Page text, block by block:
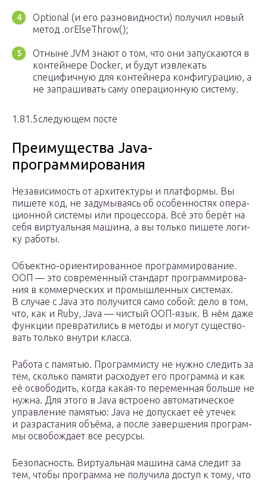
Optional (и его разновидности) получил новый
метод .orElseThrow();
Отныне JVM знают о том, что они запускаются в
контейнере Docker, и будут извлекать
специфичную для контейнера конфигурацию, а
не запрашивать саму операционную систему.
1.81.5следующем посте
Преимущества Java-
программирования
Неза­ви­си­мость от архи­тек­ту­ры и плат­фор­мы. Вы
пише­те код, не заду­мы­ва­ясь об осо­бен­но­стях опе­ра­
ци­он­ной систе­мы или про­цес­со­ра. Всё это берёт на
себя вир­ту­аль­ная маши­на, а вы толь­ко пише­те логи­
ку работы.
Объектно-ориентированное про­грам­ми­ро­ва­ние.
ООП — это совре­мен­ный стан­дарт про­грам­ми­ро­ва­
ния в ком­мер­че­ских и про­мыш­лен­ных систе­мах.
В слу­чае с Java это полу­чит­ся само собой: дело в том,
что, как и Ruby, Java — чистый ООП-язык. В нём даже
функ­ции пре­вра­ти­лись в мето­ды и могут суще­ство­
вать толь­ко внут­ри класса.
Рабо­та с памя­тью. Про­грам­ми­сту не нуж­но сле­дить за
тем, сколь­ко памя­ти рас­хо­ду­ет его про­грам­ма и как
её осво­бо­дить, когда какая-то пере­мен­ная боль­ше не
нуж­на. Для это­го в Java встро­е­но авто­ма­ти­че­ское
управ­ле­ние памя­тью: Java не допус­ка­ет её уте­чек
и раз­рас­та­ния объ­ё­ма, а после завер­ше­ния про­грам­
мы осво­бож­да­ет все ресурсы.
Без­опас­ность. Вир­ту­аль­ная маши­на сама сле­дит за
тем, что­бы про­грам­ма не полу­чи­ла доступ к тому, что